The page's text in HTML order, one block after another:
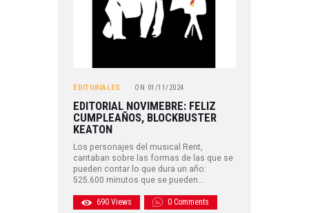
EDITORIALES ON 01/11/2024
EDITORIAL NOVIMEBRE: FELIZ
CUMPLEAÑOS, BLOCKBUSTER
KEATON
Los personajes del musical Rent,
cantaban sobre las formas de las que se
pueden contar lo que dura un año:
525.600 minutos que se pueden…
690 Views 0 Comments